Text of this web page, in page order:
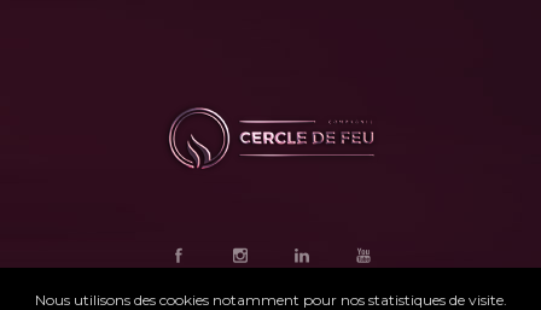
Nous utilisons des cookies notamment pour nos statistiques de visite.